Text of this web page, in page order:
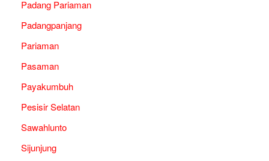
Padang Pariaman
Padangpanjang
Pariaman
Pasaman
Payakumbuh
Pesisir Selatan
Sawahlunto
Sijunjung